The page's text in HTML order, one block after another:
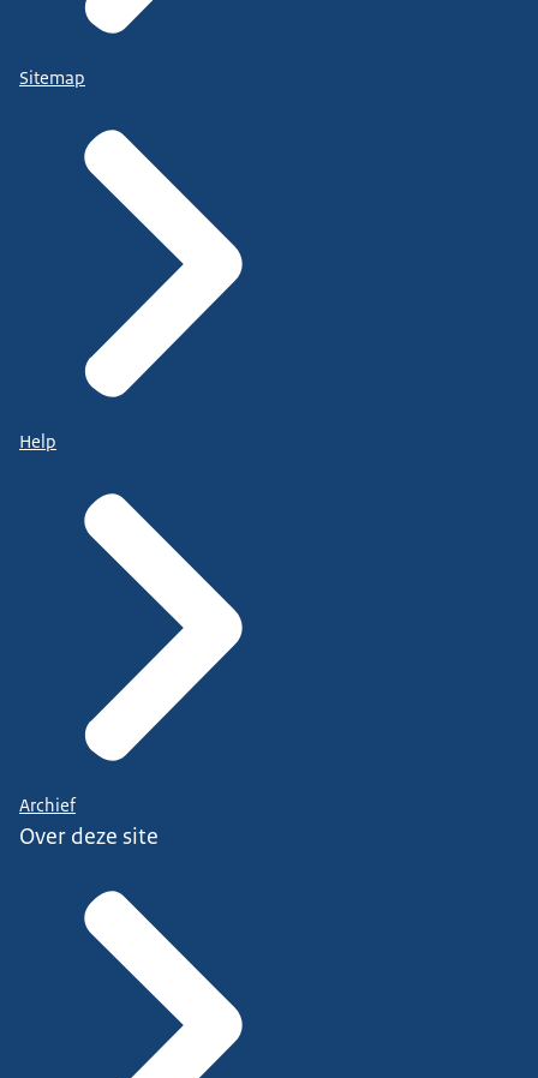
Sitemap
Help
Archief
Over deze site